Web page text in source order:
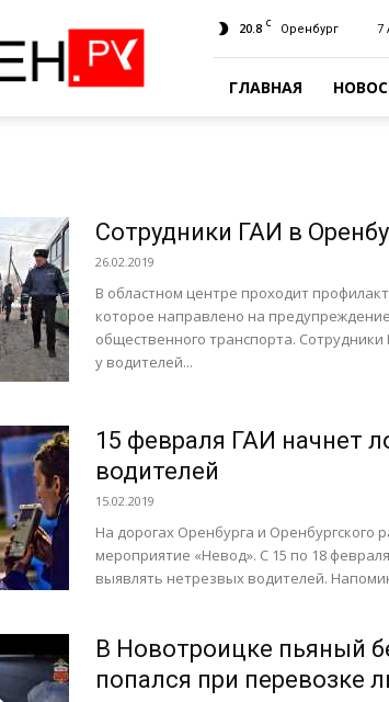
20.8 C Оренбург 7
ГЛАВНАЯ
Сотрудники ГАИ в
26.02.2019
В областном центре проходит
которое направлено на
общественного транспорта.
у водителей...
15 февраля ГАИ начнет
водителей
15.02.2019
На дорогах Оренбурга и Оренбургского
мероприятие «Невод». С 15 по 18
выявлять нетрезвых водителей.
В Новотроицке пьяный
попался при перевозке